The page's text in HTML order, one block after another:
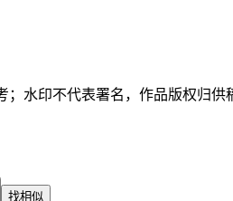
；水印不代表署名，作品版权归供
找相似